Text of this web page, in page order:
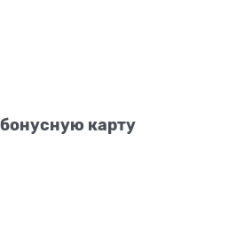
карту